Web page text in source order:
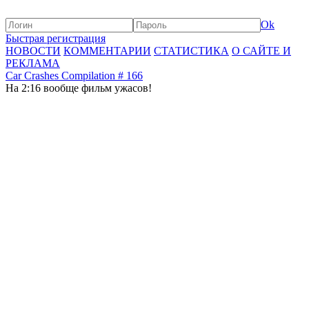
Ok
Быстрая регистрация
НОВОСТИ КОММЕНТАРИИ СТАТИСТИКА О САЙТЕ И
РЕКЛАМА
Car Crashes Compilation # 166
На 2:16 вообще фильм ужасов!